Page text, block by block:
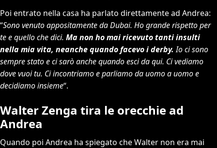
Poi entrato nella casa ha parlato direttamente ad Andrea:
“Sono venuto appositamente da Dubai. Ho grande rispetto per
te e quello che dici. Ma non ho mai ricevuto tanti insulti
nella mia vita, neanche quando facevo i derby.Io ci sono
sempre stato e ci sarò anche quando esci da qui. Ci vediamo
dove vuoi tu. Ci incontriamo e parliamo da uomo a uomo e
decidiamo insieme“.
Walter Zenga tira le orecchie ad
Andrea
Quando poi Andrea ha spiegato che Walter non era mai